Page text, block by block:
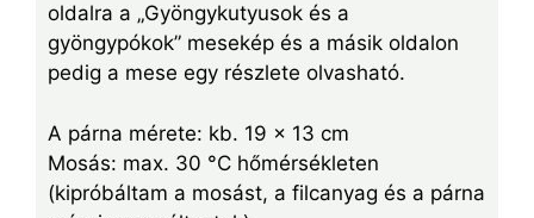
oldalra a „Gyöngykutyusok és a
gyöngypókok” mesekép és a másik oldalon
pedig a mese egy részlete olvasható.
A párna mérete: kb. 19 x 13 cm
Mosás: max. 30 °C hőmérsékleten
(kipróbáltam a mosást, a filcanyag és a párna